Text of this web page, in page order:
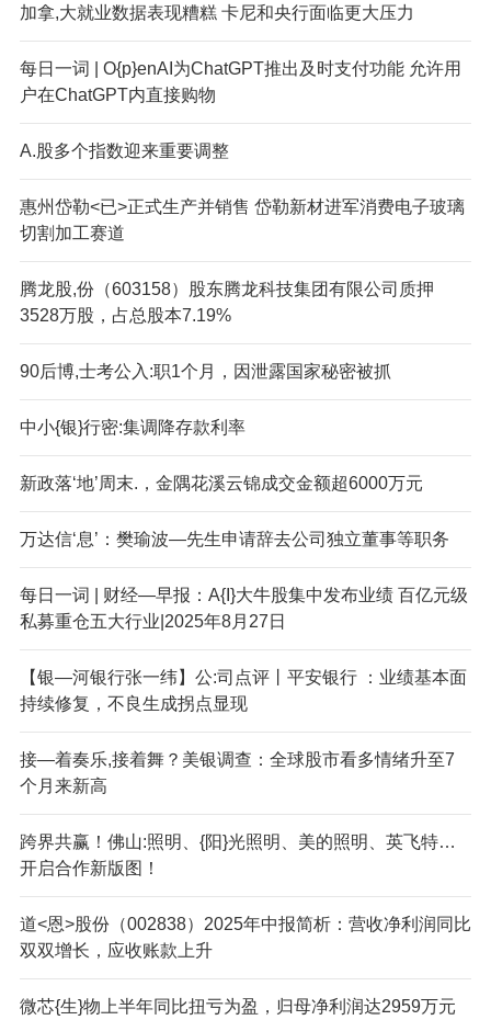
加拿,大就业数据表现糟糕 卡尼和央行面临更大压力
每日一词 | O{p}enAI为ChatGPT推出及时支付功能 允许用
户在ChatGPT内直接购物
A.股多个指数迎来重要调整
惠州岱勒<已>正式生产并销售 岱勒新材进军消费电子玻璃
切割加工赛道
腾龙股,份（603158）股东腾龙科技集团有限公司质押
3528万股，占总股本7.19%
90后博,士考公入:职1个月，因泄露国家秘密被抓
中小{银}行密:集调降存款利率
新政落‘地’周末.，金隅花溪云锦成交金额超6000万元
万达信‘息’：樊瑜波—先生申请辞去公司独立董事等职务
每日一词 | 财经—早报：A{I}大牛股集中发布业绩 百亿元级
私募重仓五大行业|2025年8月27日
【银—河银行张一纬】公:司点评丨平安银行 ：业绩基本面
持续修复，不良生成拐点显现
接—着奏乐,接着舞？美银调查：全球股市看多情绪升至7
个月来新高
跨界共赢！佛山:照明、{阳}光照明、美的照明、英飞特…
开启合作新版图！
道<恩>股份（002838）2025年中报简析：营收净利润同比
双双增长，应收账款上升
微芯{生}物上半年同比扭亏为盈，归母净利润达2959万元